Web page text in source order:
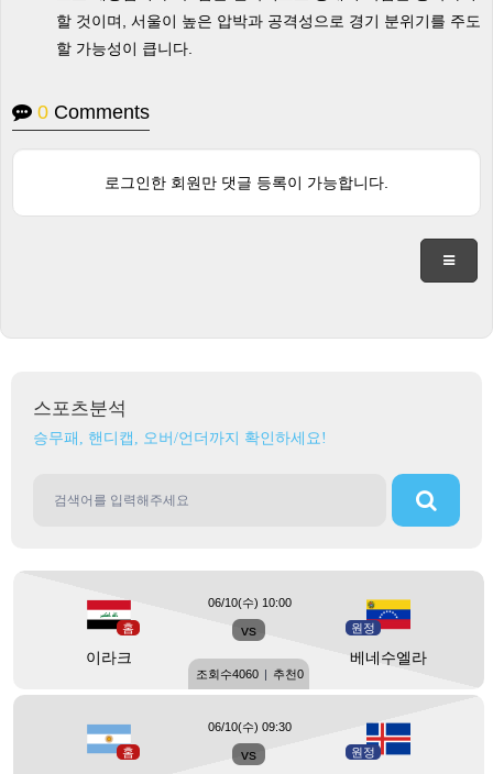
할 것이며, 서울이 높은 압박과 공격성으로 경기 분위기를 주도
할 가능성이 큽니다.
0 Comments
로그인한 회원만 댓글 등록이 가능합니다.
스포츠분석
승무패, 핸디캡, 오버/언더까지 확인하세요!
홈
이라크
vs 원정
베네수엘라
06/10(수) 10:00
조회수4060 | 추천0
홈 vs 원정
06/10(수) 09:30